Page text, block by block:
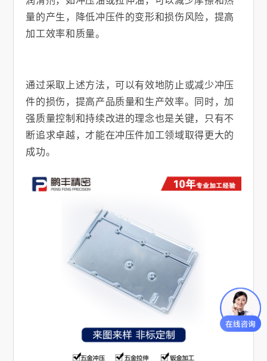
量的产生，降低冲压件的变形和损伤风险，提高
加工效率和质量。
通过采取上述方法，可以有效地防止或减少冲压
件的损伤，提高产品质量和生产效率。同时，加
强质量控制和持续改进的理念也是关键，只有不
断追求卓越，才能在冲压件加工领域取得更大的
成功。